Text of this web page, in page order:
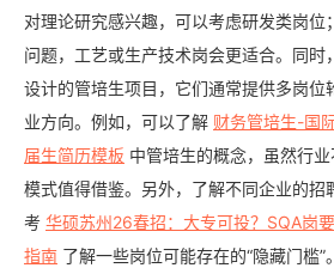
对理论研究感兴趣，可以考虑研发类岗位
问题，工艺或生产技术岗会更适合。同时
设计的管培生项目，它们通常提供多岗位
业方向。例如，可以了解 财务管培生-国
届生简历模板 中管培生的概念，虽然行
模式值得借鉴。另外，了解不同企业的招
考 华硕苏州26春招：大专可投？SQA岗
指南 了解一些岗位可能存在的“隐藏门槛”。